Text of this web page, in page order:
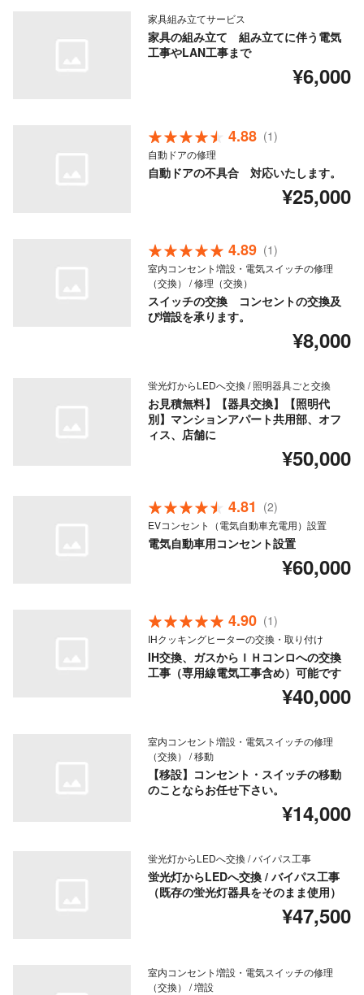
家具組み立てサービス
家具の組み立て 組み立てに伴う電気
工事やLAN工事まで
¥6,000
4.88 (1)
自動ドアの修理
自動ドアの不具合 対応いたします。
¥25,000
4.89 (1)
室内コンセント増設・電気スイッチの修理
（交換） / 修理（交換）
スイッチの交換 コンセントの交換及
び増設を承ります。
¥8,000
蛍光灯からLEDへ交換 / 照明器具ごと交換
お見積無料】【器具交換】【照明代
別】マンションアパート共用部、オフ
ィス、店舗に
¥50,000
4.81 (2)
EVコンセント（電気自動車充電用）設置
電気自動車用コンセント設置
¥60,000
4.90 (1)
IHクッキングヒーターの交換・取り付け
IH交換、ガスからＩＨコンロへの交換
工事（専用線電気工事含め）可能です
¥40,000
室内コンセント増設・電気スイッチの修理
（交換） / 移動
【移設】コンセント・スイッチの移動
のことならお任せ下さい。
¥14,000
蛍光灯からLEDへ交換 / バイパス工事
蛍光灯からLEDへ交換 / バイパス工事
（既存の蛍光灯器具をそのまま使用）
¥47,500
室内コンセント増設・電気スイッチの修理
（交換） / 増設